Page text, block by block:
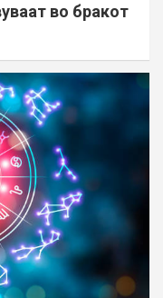
во бракот